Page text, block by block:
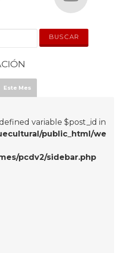
. '
Este Mes
variable $post_id in
public_html/we
pcdv2/sidebar.php